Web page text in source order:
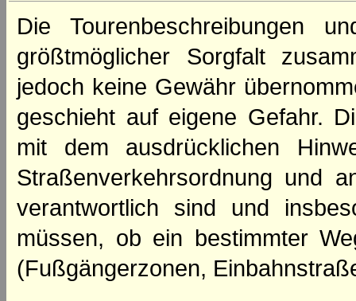
Die Tourenbeschreibungen
größtmöglicher Sorgfalt
jedoch keine Gewähr
geschieht auf eigene Gefahr.
mit dem ausdrücklichen
Straßenverkehrsordnung und
verantwortlich sind und
müssen, ob ein bestimmter
(Fußgängerzonen,